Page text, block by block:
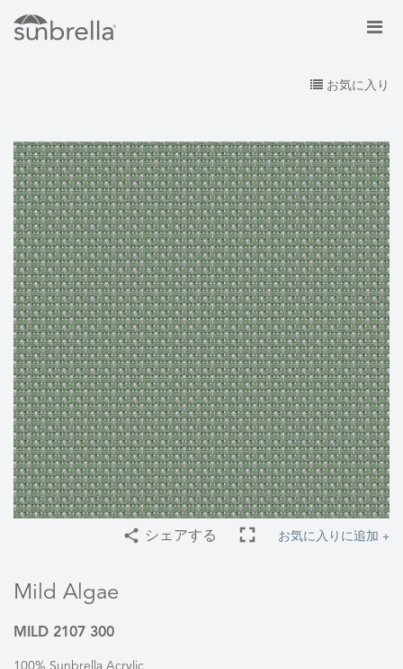
お気に入り
シェアする お気に入りに追加 +
Mild Algae
MILD 2107 300
100% Sunbrella Acrylic